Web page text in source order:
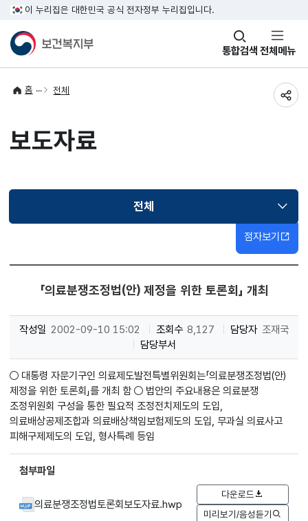
이 누리집은 대한민국 공식 전자정부 누리집입니다.
통합검색
창
열기 전체메뉴
홈 전체
보도자료
전체선택됨
점자보기
「의료분쟁조정법(안) 제정을 위한 토론회」 개최
작성일 2002-09-10 15:02 조회수 8,127 담당자 조재국
담당부서
○ 대통령 자문기구인 의료제도발전특별위원회는「의료분쟁조정법(안)
제정을 위한 토론회」를 개최 함 ○ 법안의 주요내용은 의료분쟁
조정위원회 구성을 통한 필요적 조정전치제도의 도입,
의료배상공제조합과 의료배상책임보험제도의 도입, 무과실 의료사고
피해구제제도의 도입, 형사특례 등임
첨부파일
의료분쟁조정법토론회보도자료.hwp
다운로드
미리보기/음성듣기